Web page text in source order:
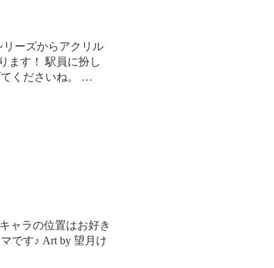
リーズからアクリル
ます！ 駅員に扮し
てくださいね。 …
ャラの位置はお好き
です♪ Art by 望月け